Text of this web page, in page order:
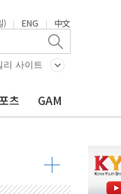
) | ENG | 中文
리 사이트
츠 GAM